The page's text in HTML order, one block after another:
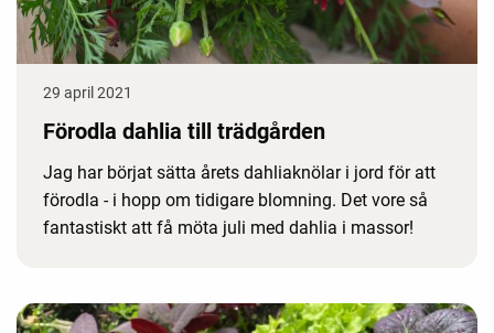
29 april 2021
Förodla dahlia till trädgården
Jag har börjat sätta årets dahliaknölar i jord för att
förodla - i hopp om tidigare blomning. Det vore så
fantastiskt att få möta juli med dahlia i massor!